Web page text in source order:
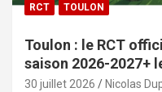
RCT TOULON
Toulon : le RCT
saison 2026-2027+
30 juillet 2026 Nicolas